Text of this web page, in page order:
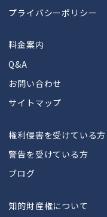
プライバシーポリシー
料金案内
Q&A
お問い合わせ
サイトマップ
権利侵害を受けている方
警告を受けている方
ブログ
知的財産権について